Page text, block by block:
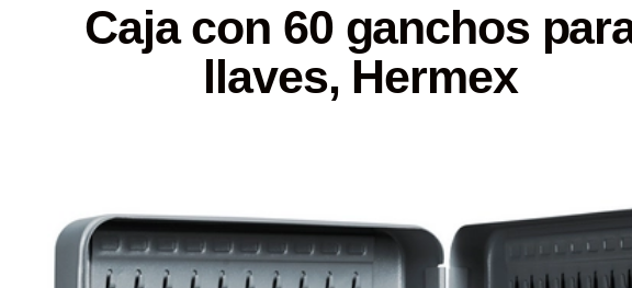
Caja con 60 ganchos
llaves, Hermex